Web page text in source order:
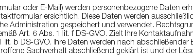
oder E-Mail) werden personenbezogene Daten
ersichtlich. Diese Daten werden
Administration gespeichert und verwendet.
Art. 6 Abs. 1 lit. f DS-GVO. Zielt Ihre
b DS-GVO. Ihre Daten werden nach abschließender
Sachverhalt abschließend geklärt ist und der